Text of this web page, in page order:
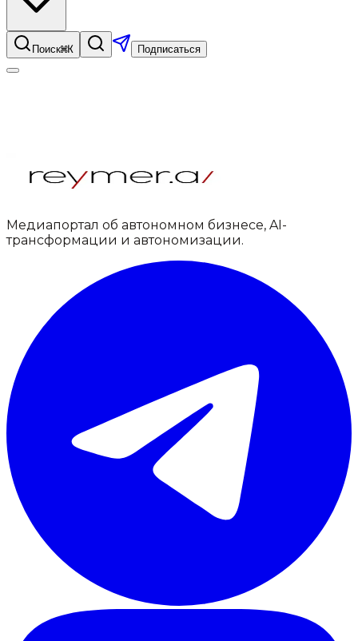
Поиск⌘K Подписаться
Медиапортал об автономном бизнесе, AI-
трансформации и автономизации.